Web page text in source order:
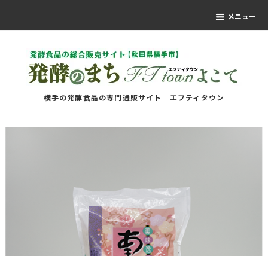
メニュー
横手の発酵食品の専門通販サイト エフティタウン